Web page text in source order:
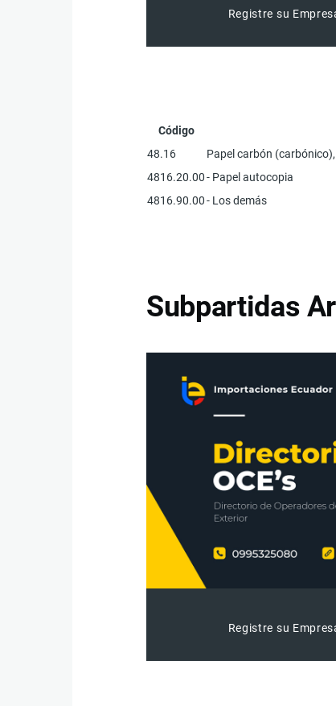
Registre su
Código
48.16
Papel carbón
4816.20.00- Papel autocopia
4816.90.00- Los demás
Subpartidas
Registre su